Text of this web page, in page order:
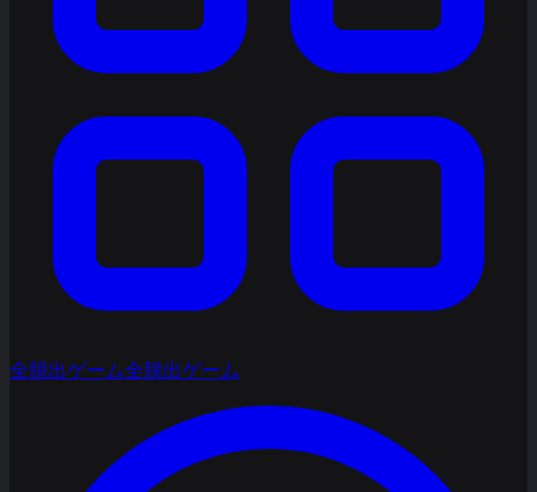
全脱出ゲーム全脱出ゲーム